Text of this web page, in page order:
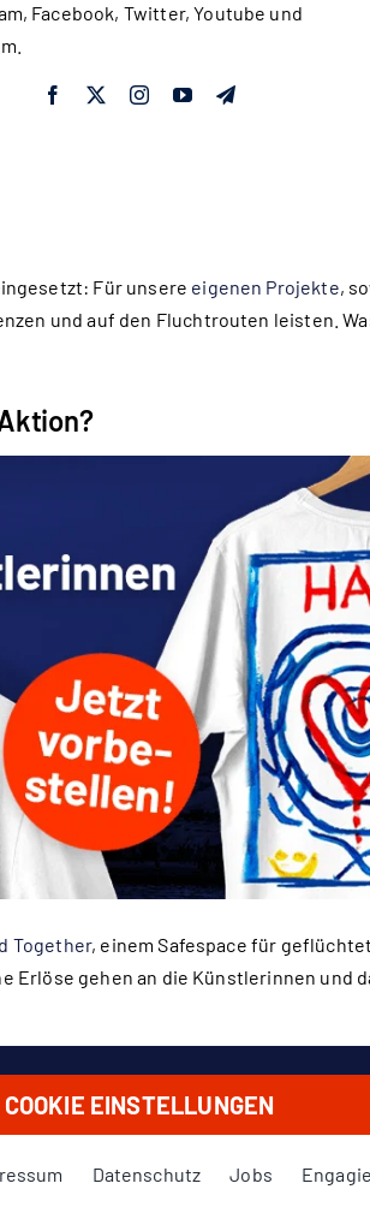
Facebook, Twitter, Youtube und
Für unsere eigenen Projekte,
und auf den Fluchtrouten leisten.
Together, einem Safespace für
gehen an die Künstlerinnen und
COOKIE EINSTELLUNGEN
Datenschutz Jobs